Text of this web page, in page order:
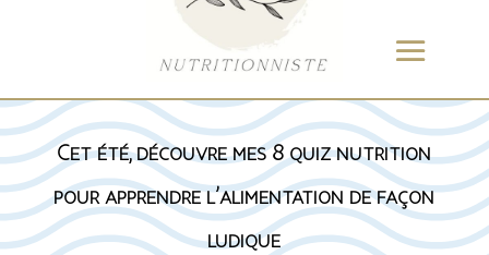
Cet été, découvre mes 8 quiz nutrition
pour apprendre l’alimentation de façon
ludique